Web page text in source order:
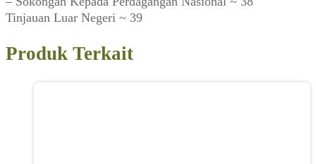
Tinjauan Luar Negeri ~ 39
Produk Terkait